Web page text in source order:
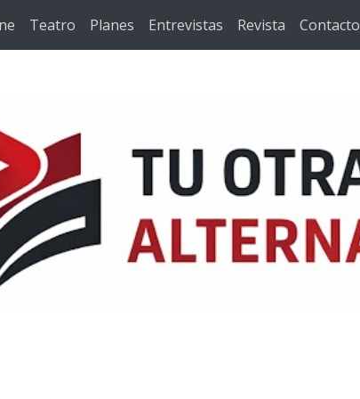
Teatro Planes Entrevistas Revista Contacto